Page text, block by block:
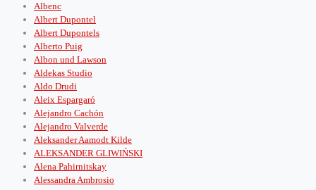
Albenc
Albert Dupontel
Albert Dupontels
Alberto Puig
Albon und Lawson
Aldekas Studio
Aldo Drudi
Aleix Espargaró
Alejandro Cachón
Alejandro Valverde
Aleksander Aamodt Kilde
ALEKSANDER GLIWIŃSKI
Alena Pahirnitskay
Alessandra Ambrosio